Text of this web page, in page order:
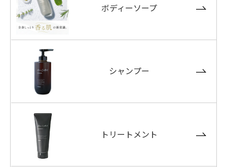
ボディーソープ
シャンプー
トリートメント